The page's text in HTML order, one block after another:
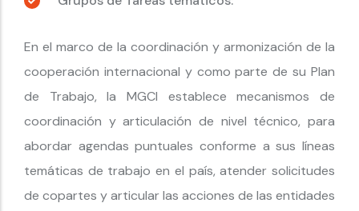
En el marco de la coordinación y armonización de la
cooperación internacional y como parte de su Plan
de Trabajo, la MGCI establece mecanismos de
coordinación y articulación de nivel técnico, para
abordar agendas puntuales conforme a sus líneas
temáticas de trabajo en el país, atender solicitudes
de copartes y articular las acciones de las entidades